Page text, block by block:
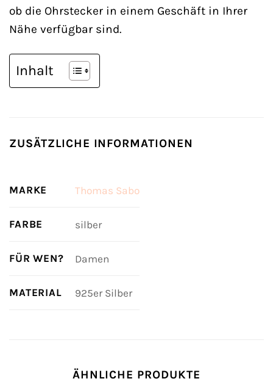
ob die Ohrstecker in einem Geschäft in Ihrer
Nähe verfügbar sind.
Inhalt
ZUSÄTZLICHE INFORMATIONEN
MARKE Thomas Sabo
FARBE silber
FÜR WEN? Damen
MATERIAL 925er Silber
ÄHNLICHE PRODUKTE